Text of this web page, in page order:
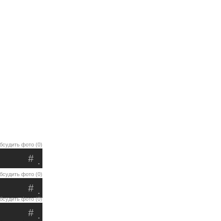
фото (0)
.
#
фото (0)
.
#
фото (0)
.
#